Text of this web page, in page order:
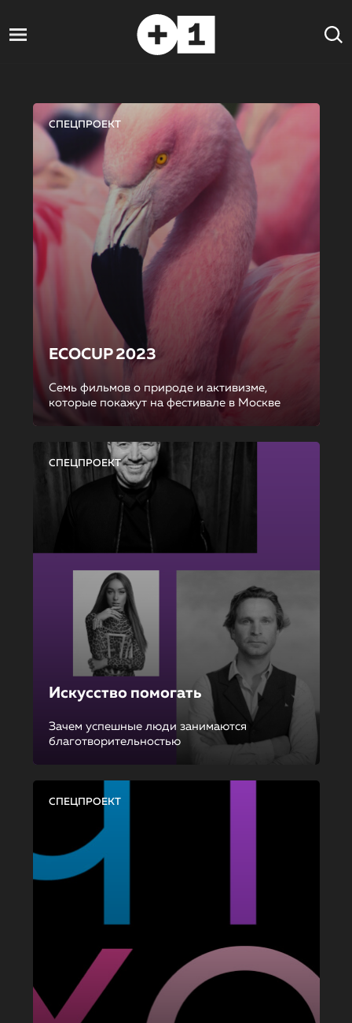
СПЕЦПРОЕКТ
ECOCUP 2023
Семь фильмов о природе и активизме,
которые покажут на фестивале в Москве
СПЕЦПРОЕКТ
Искусство помогать
Зачем успешные люди занимаются
благотворительностью
СПЕЦПРОЕКТ